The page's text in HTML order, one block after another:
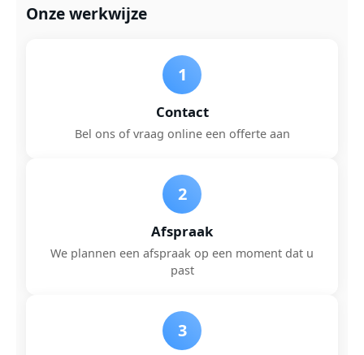
Onze werkwijze
1
Contact
Bel ons of vraag online een offerte aan
2
Afspraak
We plannen een afspraak op een moment dat u
past
3